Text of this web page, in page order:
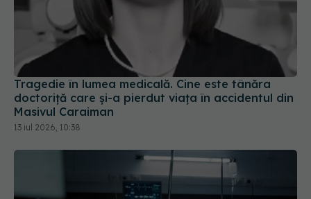
Tragedie în lumea medicală. Cine este tânăra
doctoriță care și-a pierdut viața în accidentul din
Masivul Caraiman
13 iul 2026, 10:38